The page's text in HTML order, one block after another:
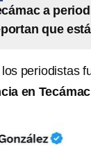
a
que
periodistas
en Tecámac